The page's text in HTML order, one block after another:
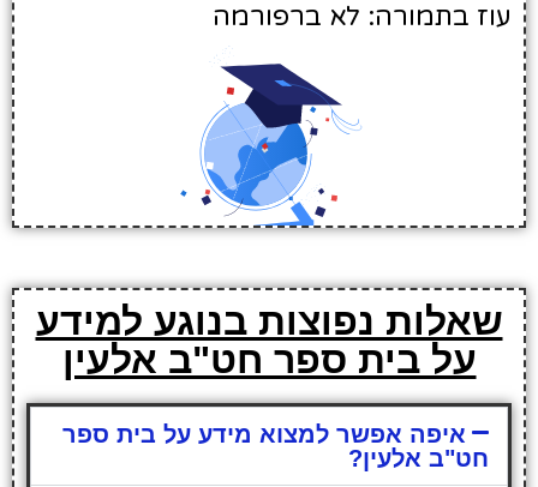
עוז בתמורה: לא ברפורמה
שאלות נפוצות בנוגע למידע
על בית ספר חט"ב אלעין
איפה אפשר למצוא מידע על בית ספר
חט"ב אלעין?